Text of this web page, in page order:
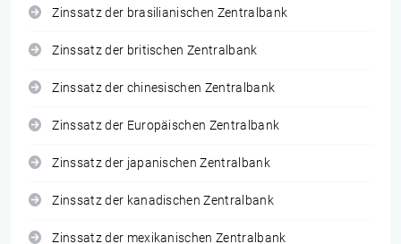
Zinssatz der brasilianischen Zentralbank
Zinssatz der britischen Zentralbank
Zinssatz der chinesischen Zentralbank
Zinssatz der Europäischen Zentralbank
Zinssatz der japanischen Zentralbank
Zinssatz der kanadischen Zentralbank
Zinssatz der mexikanischen Zentralbank